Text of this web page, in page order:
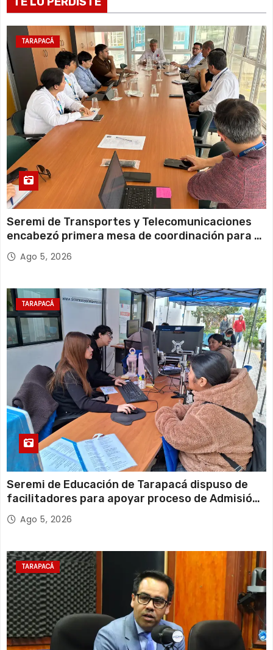
d
a
TARAPACÁ
Seremi de Transportes y Telecomunicaciones
encabezó primera mesa de coordinación para el
retiro de cables en desuso en Iquique
Ago 5, 2026
TARAPACÁ
Seremi de Educación de Tarapacá dispuso de
facilitadores para apoyar proceso de Admisión
Escolar 2027
Ago 5, 2026
TARAPACÁ